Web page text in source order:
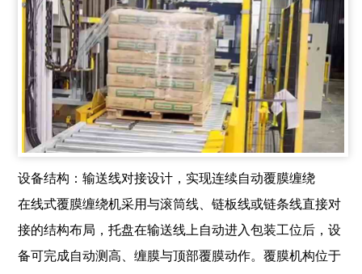
设备结构：输送线对接设计，实现连续自动覆膜缠绕
在线式覆膜缠绕机采用与滚筒线、链板线或链条线直接对
接的结构布局，托盘在输送线上自动进入包装工位后，设
备可完成自动测高、缠膜与顶部覆膜动作。覆膜机构位于